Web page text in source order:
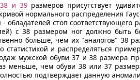
и 39размеров присутствует
нормального распределения
стоп соответствующего
с 38 размером ног должно
больше, чем их "аналогов" 38
статистикой и распределяться
мужской обуви 37 и 38 размера
меньше, чем обуви 38 или 37
подтверждает данную